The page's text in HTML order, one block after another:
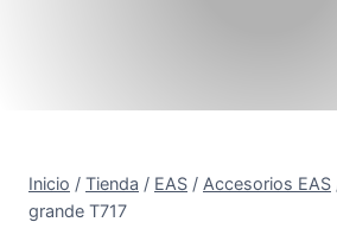
Inicio / Tienda / EAS / Accesorios EAS
grande T717